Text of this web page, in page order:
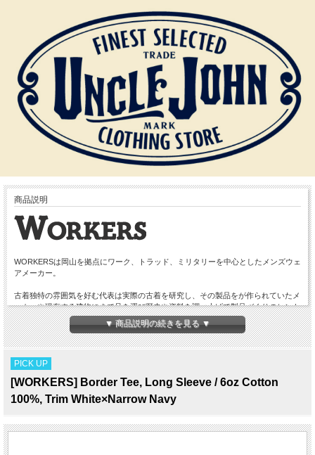
商品説明
WORKERSは岡山を拠点にワーク、トラッド、ミリタリーを中心としたメンズウェ
アメーカー。
古着独特の雰囲気を好む代表は実際の古着を研究し、その製品をが作られていたメ
ーカーや現存する建物にまで足を運び歴史や資料を調べ上げて製品づくりのヒント
にしています。
自分で工程を理解し、各工程ごとの専用の設備を要した工場でのみ生産を行ってい
ます。
そのクオリティーの高さとユニークさでJ.CREWやINVENTORYをはじめ海外から
▼ 商品説明の続きを見る ▼
PICK UP
[WORKERS] Border Tee, Long Sleeve / 6oz Cotton
100%, Trim White×Narrow Navy